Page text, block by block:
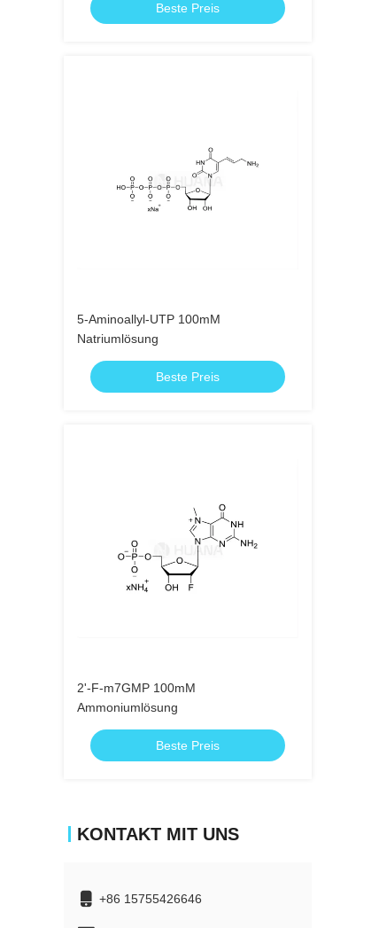
Beste Preis
5-Aminoallyl-UTP 100mM
Natriumlösung
Beste Preis
2'-F-m7GMP 100mM
Ammoniumlösung
Beste Preis
KONTAKT MIT UNS
+86 15755426646